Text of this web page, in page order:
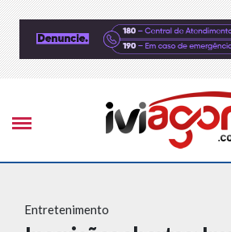
Entretenimento